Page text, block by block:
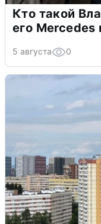
Кто такой
его Mercedes
5 августа 0